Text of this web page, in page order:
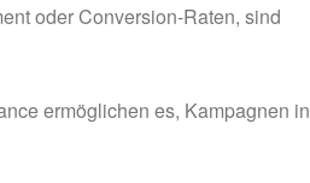
oder Conversion-Raten, sind
ermöglichen es, Kampagnen in